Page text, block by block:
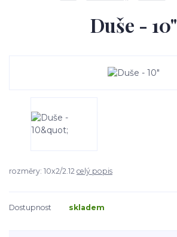
Duše - 10"
rozměry: 10x2/2.12 celý popis
Dostupnost skladem